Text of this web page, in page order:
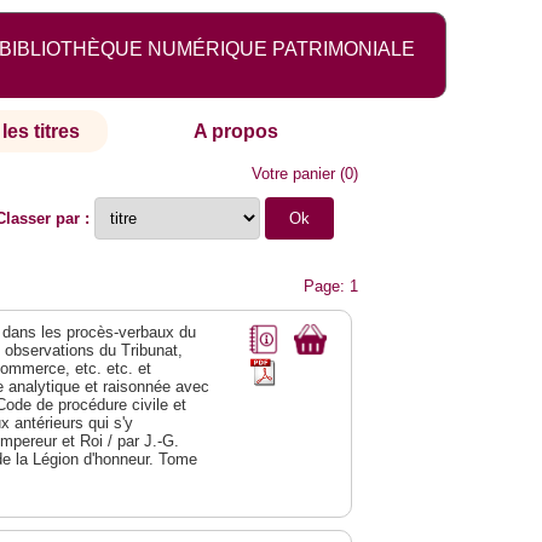
BIBLIOTHÈQUE NUMÉRIQUE PATRIMONIALE
titres A propos
Votre panier(0)
par :
Page: 1
les procès-verbaux du
du Tribunat,
etc. etc. et
analytique et raisonnée avec
de procédure civile et
antérieurs qui s'y
et Roi / par J.-G.
la Légion d'honneur. Tome